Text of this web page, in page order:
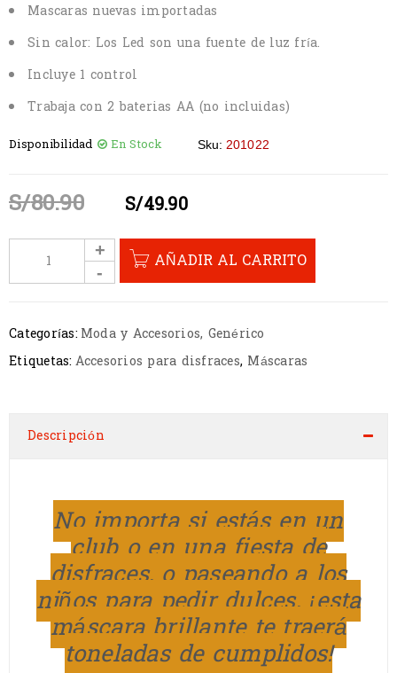
Mascaras nuevas importadas
Sin calor: Los Led son una fuente de luz fría.
Incluye 1 control
Trabaja con 2 baterias AA (no incluidas)
Disponibilidad En Stock Sku: 201022
S/80.90 S/49.90
AÑADIR AL CARRITO
Categorías: Moda y Accesorios, Genérico
Etiquetas: Accesorios para disfraces, Máscaras
Descripción
No importa si estás en un
club o en una fiesta de
disfraces, o paseando a los
niños para pedir dulces, ¡esta
máscara brillante te traerá
toneladas de cumplidos!